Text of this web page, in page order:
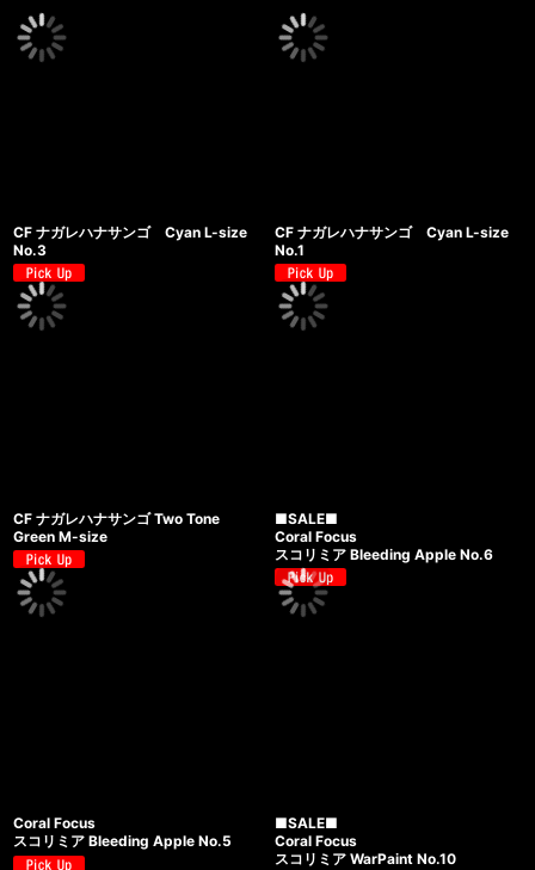
CF ナガレハナサンゴ Cyan L-size
No.3
CF ナガレハナサンゴ Cyan L-size
No.1
CF ナガレハナサンゴ Two Tone
Green M-size
■SALE■
Coral Focus
スコリミア Bleeding Apple No.6
Coral Focus
スコリミア Bleeding Apple No.5
■SALE■
Coral Focus
スコリミア WarPaint No.10